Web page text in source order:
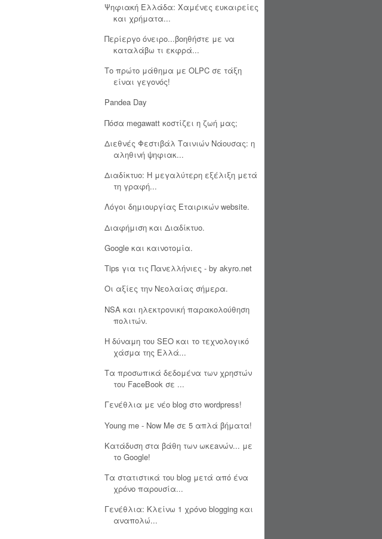
Ψηφιακή Ελλάδα: Χαμένες ευκαιρείες
και χρήματα...
Περίεργο όνειρο...βοηθήστε με να
καταλάβω τι εκφρά...
Το πρώτο μάθημα με OLPC σε τάξη
είναι γεγονός!
Pandea Day
Πόσα megawatt κοστίζει η ζωή μας;
Διεθνές Φεστιβάλ Ταινιών Νάουσας: η
αληθινή ψηφιακ...
Διαδίκτυο: Η μεγαλύτερη εξέλιξη μετά
τη γραφή...
Λόγοι δημιουργίας Εταιρικών website.
Διαφήμιση και Διαδίκτυο.
Google και καινοτομία.
Tips για τις Πανελλήνιες - by akyro.net
Οι αξίες την Νεολαίας σήμερα.
NSA και ηλεκτρονική παρακολούθηση
πολιτών.
Η δύναμη του SEO και το τεχνολογικό
χάσμα της Ελλά...
Τα προσωπικά δεδομένα των χρηστών
του FaceBook σε ...
Γενέθλια με νέο blog στο wordpress!
Young me - Now Me σε 5 απλά βήματα!
Κατάδυση στα βάθη των ωκεaνών... με
το Google!
Τα στατιστικά του blog μετά από ένα
χρόνο παρουσία...
Γενέθλια: Κλείνω 1 χρόνο blogging και
αναπολώ...